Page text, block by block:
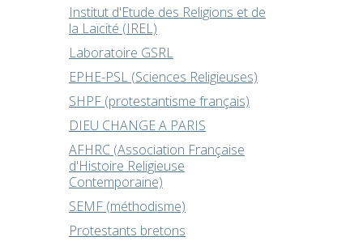
Institut d'Etude des Religions et de
la Laïcité (IREL)
Laboratoire GSRL
EPHE-PSL (Sciences Religieuses)
SHPF (protestantisme français)
DIEU CHANGE A PARIS
AFHRC (Association Française
d'Histoire Religieuse
Contemporaine)
SEMF (méthodisme)
Protestants bretons